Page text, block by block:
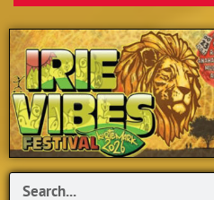
Search